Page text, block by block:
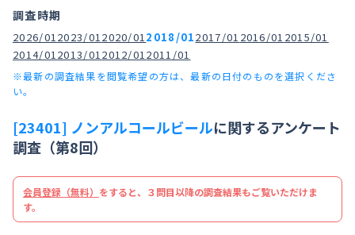
調査時期
2026/012023/012020/012018/012017/01 2016/01 2015/01
2014/012013/012012/012011/01
※最新の調査結果を閲覧希望の方は、最新の日付のものを選択くださ
い。
[23401] ノンアルコールビールに関するアンケート
調査（第8回）
会員登録（無料） をすると、３問目以降の調査結果もご覧いただけま
す。